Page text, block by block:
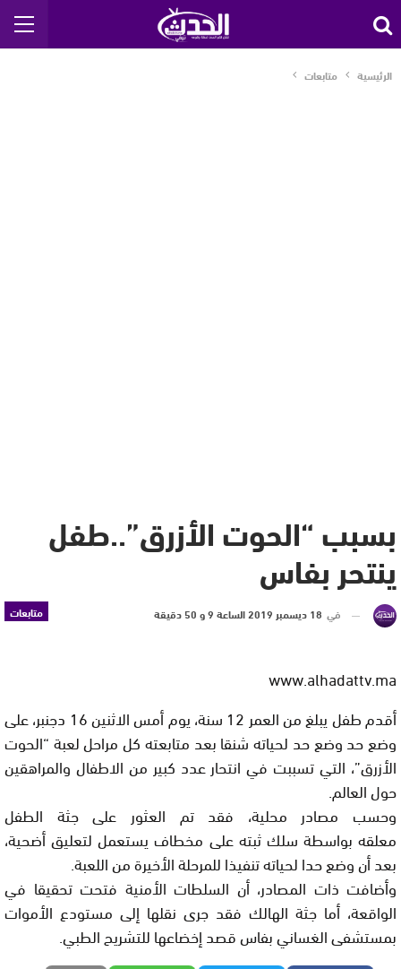
الرئيسية متابعات
بسبب “الحوت الأزرق”..طفل
ينتحر بفاس
متابعات في 18 ديسمبر 2019 الساعة 9 و 50 دقيقة
www.alhadattv.ma
أقدم طفل يبلغ من العمر 12 سنة، يوم أمس الاثنين 16 دجنبر، على
وضع حد وضع حد لحياته شنقا بعد متابعته كل مراحل لعبة “الحوت
الأزرق”، التي تسببت في انتحار عدد كبير من الاطفال والمراهقين
حول العالم.
وحسب مصادر محلية، فقد تم العثور على جثة الطفل
معلقه بواسطة سلك ثبته على مخطاف يستعمل لتعليق أضحية،
بعد أن وضع حدا لحياته تنفيذا للمرحلة الأخيرة من اللعبة.
وأضافت ذات المصادر، أن السلطات الأمنية فتحت تحقيقا في
الواقعة، أما جثة الهالك فقد جرى نقلها إلى مستودع الأموات
بمستشفى الغساني بفاس قصد إخضاعها للتشريح الطبي.